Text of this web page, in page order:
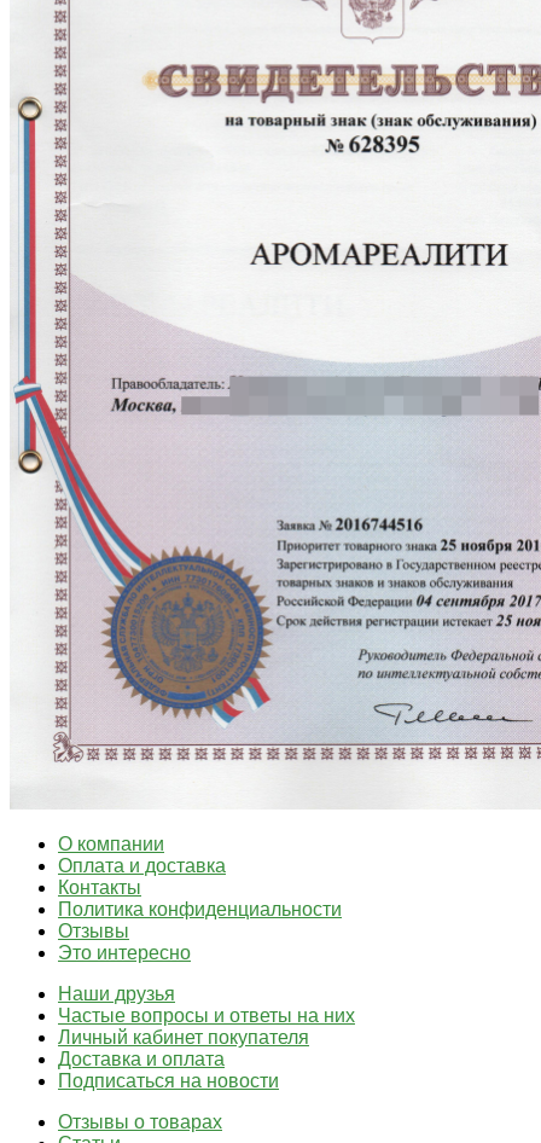
О компании
Оплата и доставка
Контакты
Политика конфиденциальности
Отзывы
Это интересно
Наши друзья
Частые вопросы и ответы на них
Личный кабинет покупателя
Доставка и оплата
Подписаться на новости
Отзывы о товарах